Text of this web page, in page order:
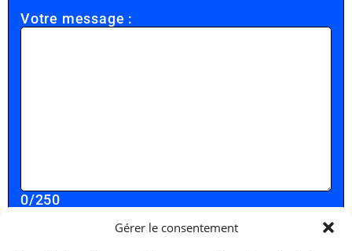
Gérer le consentement
Votre message :
0/250
Je consens à ce que mes données soient